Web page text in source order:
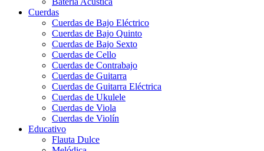
Cuerdas
Cuerdas de Bajo Eléctrico
Cuerdas de Bajo Quinto
Cuerdas de Bajo Sexto
Cuerdas de Cello
Cuerdas de Contrabajo
Cuerdas de Guitarra
Cuerdas de Guitarra Eléctrica
Cuerdas de Ukulele
Cuerdas de Viola
Cuerdas de Violín
Educativo
Flauta Dulce